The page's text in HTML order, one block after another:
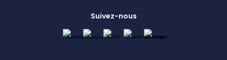
Suivez-nous